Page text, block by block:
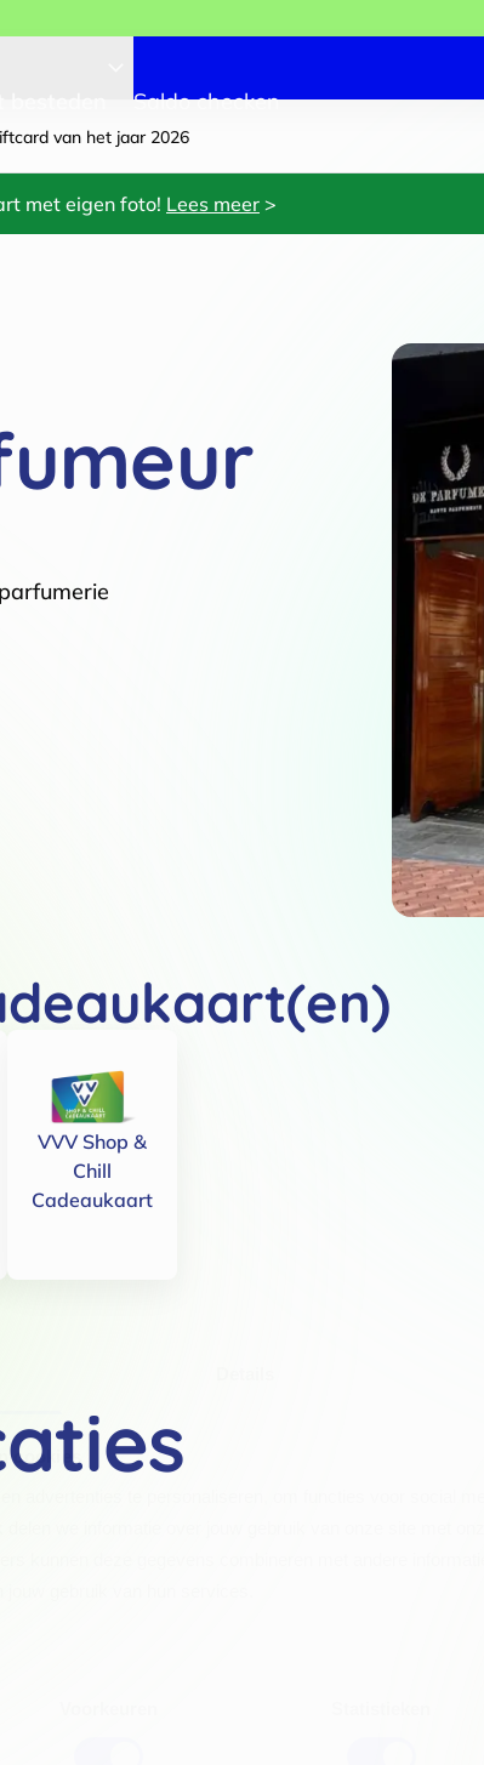
cookies
Saldo checken
van het jaar 2026
met eigen foto! Lees meer >
VVV Shop &
Chill
Cadeaukaart